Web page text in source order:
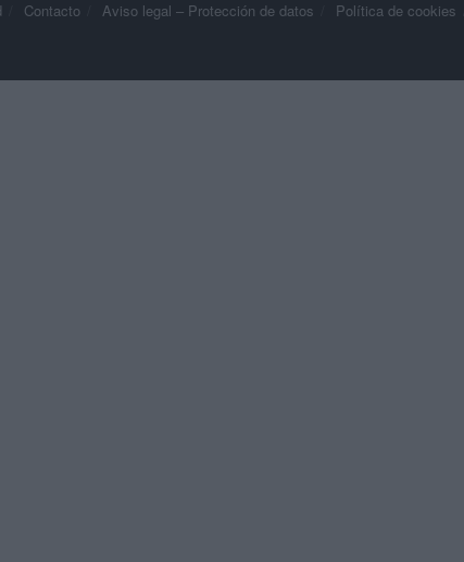
Contacto Aviso legal – Protección de datos Política de cookies